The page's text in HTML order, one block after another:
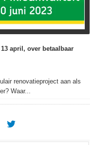
april, over betaalbaar
renovatieproject aan als
Waar...